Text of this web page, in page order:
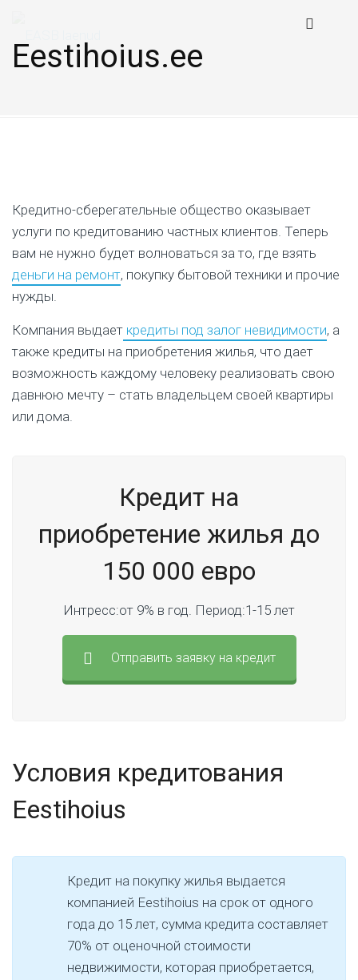
Eestihoius.ee
Кредитно-сберегательные общество оказывает
услуги по кредитованию частных клиентов. Теперь
вам не нужно будет волноваться за то, где взять
деньги на ремонт, покупку бытовой техники и прочие
нужды.
Компания выдает кредиты под залог невидимости, а
также кредиты на приобретения жилья, что дает
возможность каждому человеку реализовать свою
давнюю мечту – стать владельцем своей квартиры
или дома.
Кредит на
приобретение жилья до
150 000 евро
Интресс:от 9% в год. Период:1-15 лет
Отправить заявку на кредит
Условия кредитования
Eestihoius
Кредит на покупку жилья выдается
компанией Eestihoius на срок от одного
года до 15 лет, сумма кредита составляет
70% от оценочной стоимости
недвижимости, которая приобретается,